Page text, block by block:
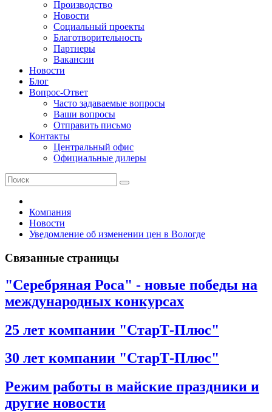
Производство
Новости
Социальный проекты
Благотворительность
Партнеры
Вакансии
Новости
Блог
Вопрос-Ответ
Часто задаваемые вопросы
Ваши вопросы
Отправить письмо
Контакты
Центральный офис
Официальные дилеры
Компания
Новости
Уведомление об изменении цен в Вологде
Связанные страницы
"Серебряная Роса" - новые победы на
международных конкурсах
25 лет компании "СтарТ-Плюс"
30 лет компании "СтарТ-Плюс"
Режим работы в майские праздники и
другие новости